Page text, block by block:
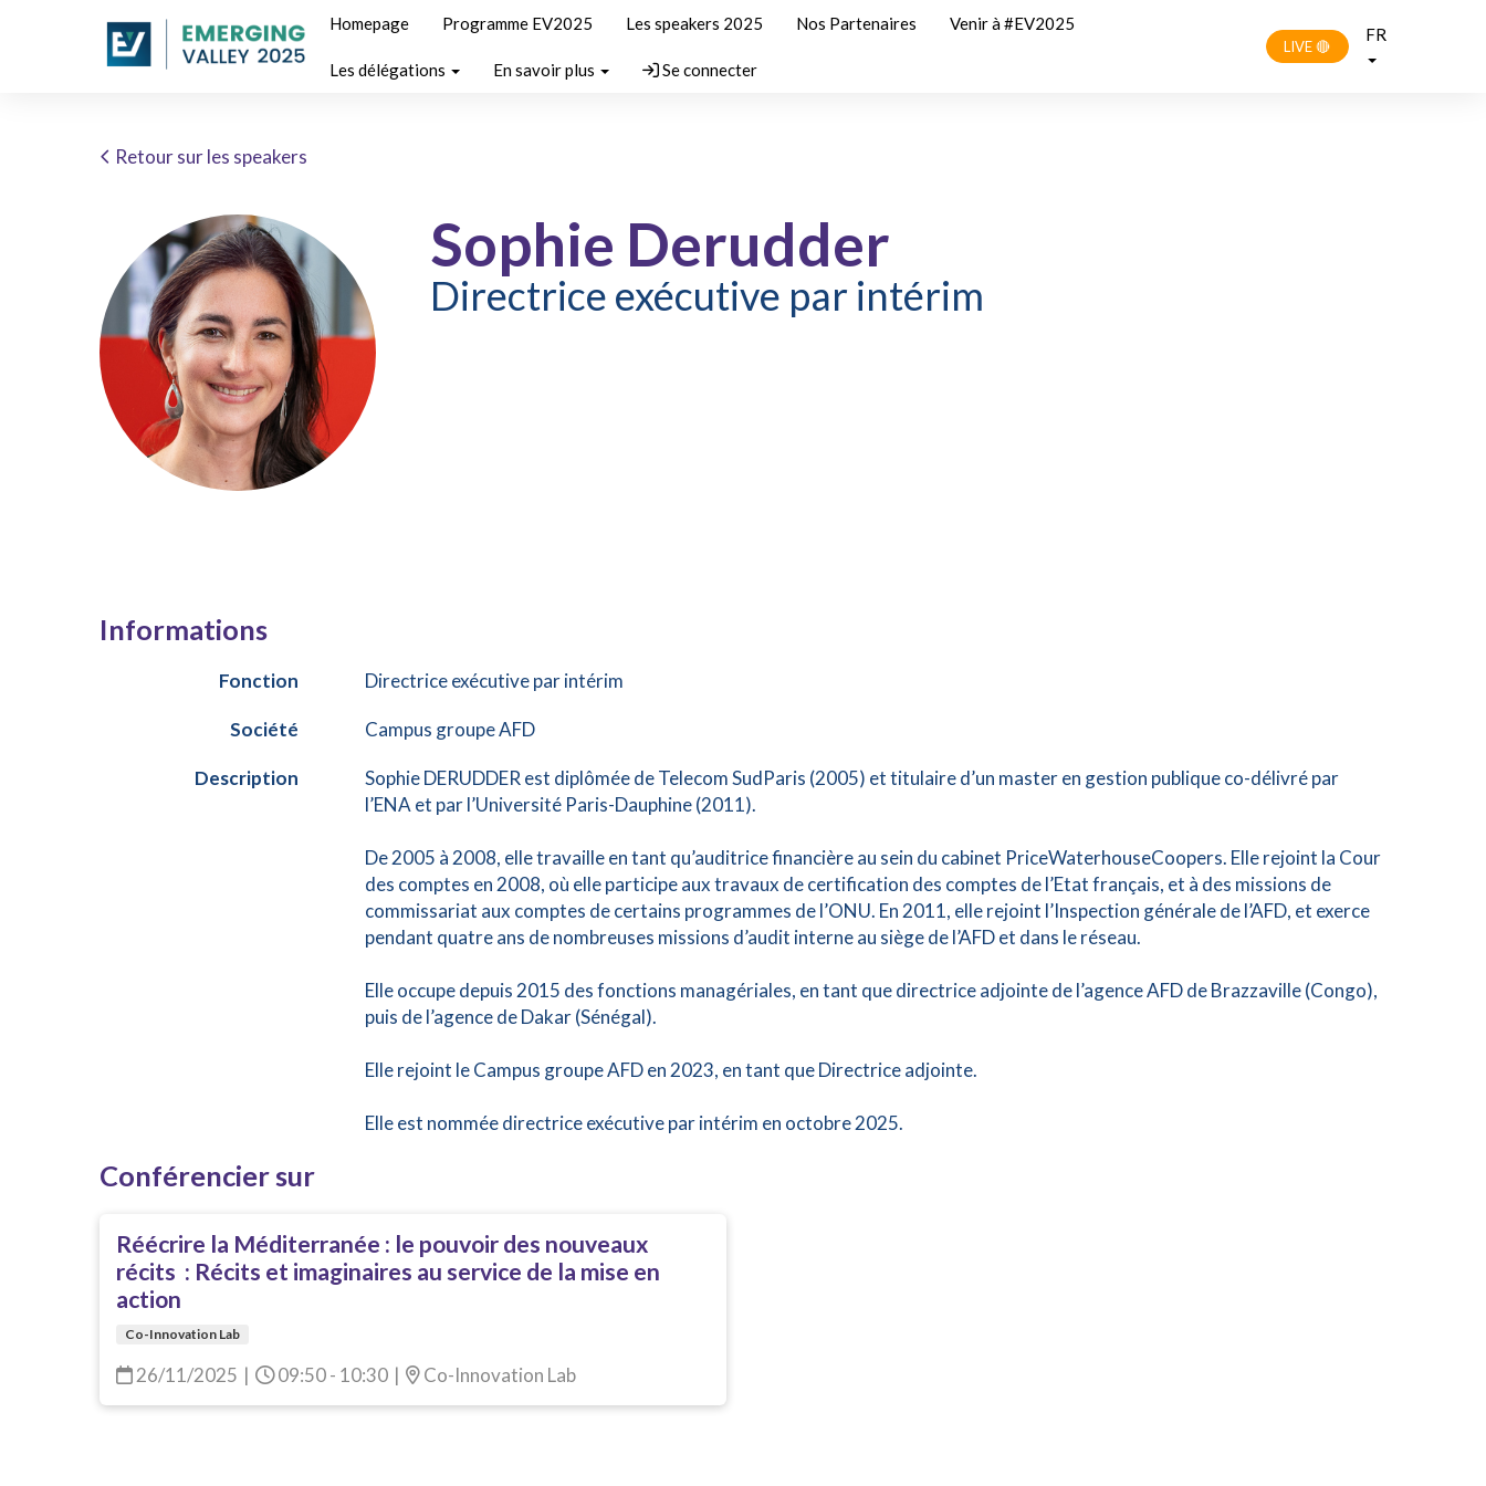
Homepage Programme EV2025 Les speakers 2025 Nos Partenaires Venir à #EV2025
Les délégations En savoir plus Se connecter
LIVE 🔴
FR
Retour sur les speakers
Sophie Derudder
Directrice exécutive par intérim
Informations
Fonction Directrice exécutive par intérim
Société Campus groupe AFD
Description
Sophie DERUDDER est diplômée de Telecom SudParis (2005) et titulaire d’un master en gestion publique co-délivré par
l’ENA et par l’Université Paris-Dauphine (2011).
De 2005 à 2008, elle travaille en tant qu’auditrice financière au sein du cabinet PriceWaterhouseCoopers. Elle rejoint la Cour
des comptes en 2008, où elle participe aux travaux de certification des comptes de l’Etat français, et à des missions de
commissariat aux comptes de certains programmes de l’ONU. En 2011, elle rejoint l’Inspection générale de l’AFD, et exerce
pendant quatre ans de nombreuses missions d’audit interne au siège de l’AFD et dans le réseau.
Elle occupe depuis 2015 des fonctions managériales, en tant que directrice adjointe de l’agence AFD de Brazzaville (Congo),
puis de l’agence de Dakar (Sénégal).
Elle rejoint le Campus groupe AFD en 2023, en tant que Directrice adjointe.
Elle est nommée directrice exécutive par intérim en octobre 2025.
Conférencier sur
Réécrire la Méditerranée : le pouvoir des nouveaux
récits : Récits et imaginaires au service de la mise en
action
Co-Innovation Lab
26/11/2025 | 09:50 - 10:30 | Co-Innovation Lab